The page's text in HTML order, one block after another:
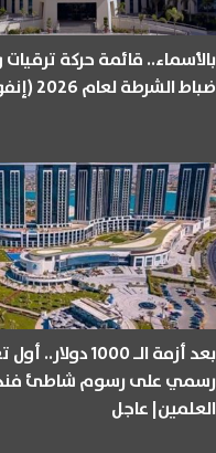
بالأسماء.. قائمة حركة ترقيات
ضباط الشرطة لعام 2026 (إنفوجراف)
بعد أزمة الـ 1000
رسمي على رسوم شاطئ
العلمين| عاجل